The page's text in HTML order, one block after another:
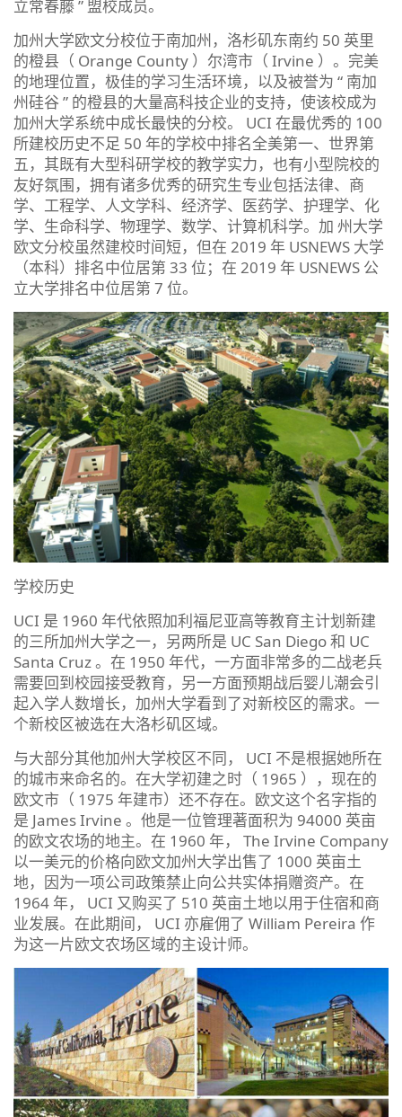
立常春藤 ” 盟校成员。
加州大学欧文分校位于南加州，洛杉矶东南约 50 英里
的橙县（ Orange County ）尔湾市（ Irvine ）。完美
的地理位置，极佳的学习生活环境，以及被誉为 “ 南加
州硅谷 ” 的橙县的大量高科技企业的支持，使该校成为
加州大学系统中成长最快的分校。 UCI 在最优秀的 100
所建校历史不足 50 年的学校中排名全美第一、世界第
五，其既有大型科研学校的教学实力，也有小型院校的
友好氛围，拥有诸多优秀的研究生专业包括法律、商
学、工程学、人文学科、经济学、医药学、护理学、化
学、生命科学、物理学、数学、计算机科学。加 州大学
欧文分校虽然建校时间短，但在 2019 年 USNEWS 大学
（本科）排名中位居第 33 位；在 2019 年 USNEWS 公
立大学排名中位居第 7 位。
学校历史
UCI 是 1960 年代依照加利福尼亚高等教育主计划新建
的三所加州大学之一，另两所是 UC San Diego 和 UC
Santa Cruz 。在 1950 年代，一方面非常多的二战老兵
需要回到校园接受教育，另一方面预期战后婴儿潮会引
起入学人数增长，加州大学看到了对新校区的需求。一
个新校区被选在大洛杉矶区域。
与大部分其他加州大学校区不同， UCI 不是根据她所在
的城市来命名的。在大学初建之时（ 1965 ），现在的
欧文市（ 1975 年建市）还不存在。欧文这个名字指的
是 James Irvine 。他是一位管理著面积为 94000 英亩
的欧文农场的地主。在 1960 年， The Irvine Company
以一美元的价格向欧文加州大学出售了 1000 英亩土
地，因为一项公司政策禁止向公共实体捐赠资产。在
1964 年， UCI 又购买了 510 英亩土地以用于住宿和商
业发展。在此期间， UCI 亦雇佣了 William Pereira 作
为这一片欧文农场区域的主设计师。